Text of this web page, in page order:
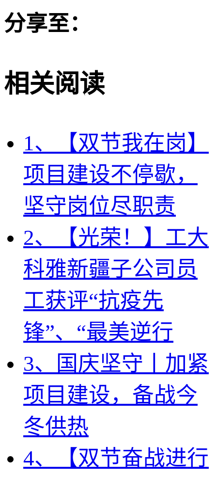
分享至：
相关阅读
1、【双节我在岗】
项目建设不停歇，
坚守岗位尽职责
2、【光荣！】工大
科雅新疆子公司员
工获评“抗疫先
锋”、“最美逆行
3、国庆坚守丨加紧
项目建设，备战今
冬供热
4、【双节奋战进行